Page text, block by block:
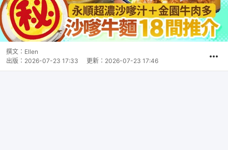
撰文： Ellen
出版： 2026-07-23 17:33 更新： 2026-07-23 17:46